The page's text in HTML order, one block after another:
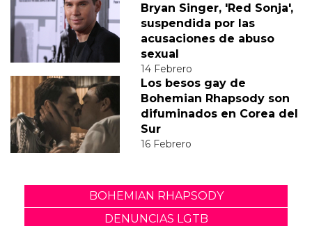
Bryan Singer, 'Red Sonja',
suspendida por las
acusaciones de abuso
sexual
14 Febrero
Los besos gay de
Bohemian Rhapsody son
difuminados en Corea del
Sur
16 Febrero
BOHEMIAN RHAPSODY
DENUNCIAS LGTB